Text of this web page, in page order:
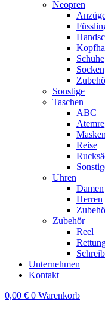
Neopren
Schuhe
Socken
Sonstige
Taschen
ABC
Masken
Reise
Uhren
Damen
Herren
Zubehör
Reel
Unternehmen
Kontakt
0,00 € 0 Warenkorb